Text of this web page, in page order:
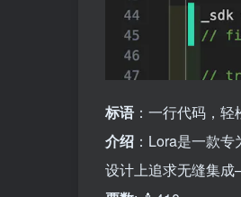
标语 ：一行代码，
介绍 ：Lora是一款
设计上追求无缝集